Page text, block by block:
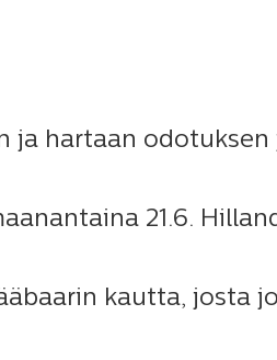
hartaan odotuksen
21.6.
kautta, josta